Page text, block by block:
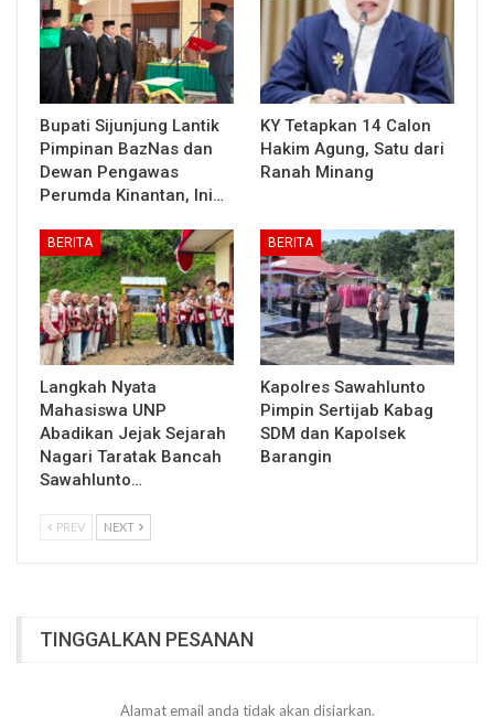
Bupati Sijunjung Lantik
Pimpinan BazNas dan
Dewan Pengawas
Perumda Kinantan, Ini…
KY Tetapkan 14 Calon
Hakim Agung, Satu dari
Ranah Minang
BERITA
Langkah Nyata
Mahasiswa UNP
Abadikan Jejak Sejarah
Nagari Taratak Bancah
Sawahlunto…
BERITA
Kapolres Sawahlunto
Pimpin Sertijab Kabag
SDM dan Kapolsek
Barangin
PREV NEXT
TINGGALKAN PESANAN
Alamat email anda tidak akan disiarkan.